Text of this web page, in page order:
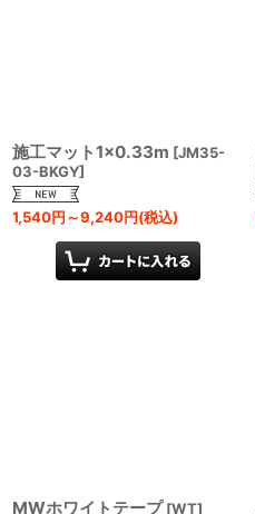
施工マット1×0.33m [JM35-
03-BKGY]
1,540円～9,240円(税込)
MWホワイトテープ [WT]